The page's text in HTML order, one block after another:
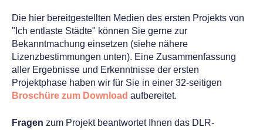
Die hier bereitgestellten Medien des ersten Projekts von
"Ich entlaste Städte" können Sie gerne zur
Bekanntmachung einsetzen (siehe nähere
Lizenzbestimmungen unten). Eine Zusammenfassung
aller Ergebnisse und Erkenntnisse der ersten
Projektphase haben wir für Sie in einer 32-seitigen
Broschüre zum Download aufbereitet.
Fragen zum Projekt beantwortet Ihnen das DLR-